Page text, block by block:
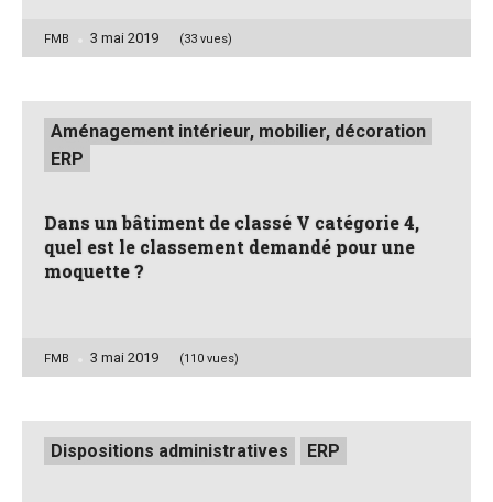
Posted
FMB 3 mai 2019 (33 vues)
Posted
inAménagement intérieur, mobilier, décoration
ERP
Dans un bâtiment de classé V catégorie 4,
quel est le classement demandé pour une
moquette ?
Posted
FMB 3 mai 2019 (110 vues)
Posted
inDispositions administratives ERP